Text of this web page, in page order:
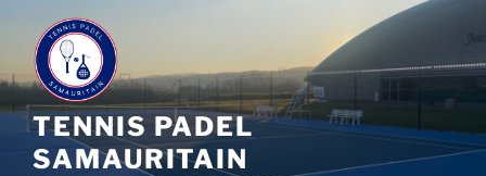
contenu
principal
TENNIS PADEL
SAMAURITAIN